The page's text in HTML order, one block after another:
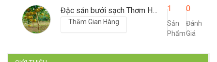
Đặc sản bưởi sạch Thơm Hiển
Thăm Gian Hàng
1
Sản
Phẩm
0
Đánh
Giá